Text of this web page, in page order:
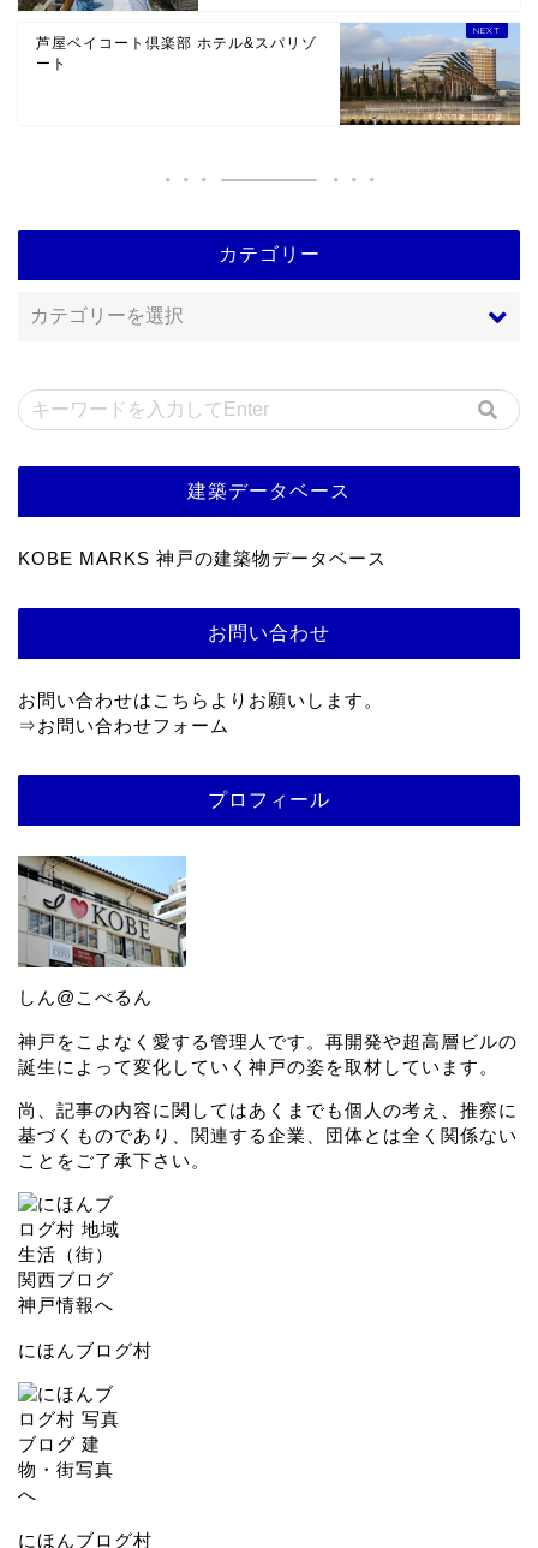
芦屋ベイコート倶楽部 ホテル&スパリゾ
ート
カテゴリー
建築データベース
KOBE MARKS 神戸の建築物データベース
お問い合わせ
お問い合わせはこちらよりお願いします。
⇒お問い合わせフォーム
プロフィール
しん@こべるん
神戸をこよなく愛する管理人です。再開発や超高層ビルの
誕生によって変化していく神戸の姿を取材しています。
尚、記事の内容に関してはあくまでも個人の考え、推察に
基づくものであり、関連する企業、団体とは全く関係ない
ことをご了承下さい。
にほんブログ村
にほんブログ村